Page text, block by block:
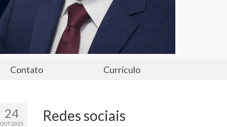
Contato Currículo
24
OUT 2025 Redes sociais